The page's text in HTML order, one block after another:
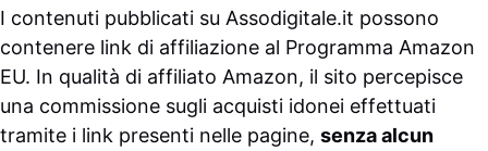
I contenuti pubblicati su Assodigitale.it possono
contenere link di affiliazione al Programma Amazon
EU. In qualità di affiliato Amazon, il sito percepisce
una commissione sugli acquisti idonei effettuati
tramite i link presenti nelle pagine, senza alcun